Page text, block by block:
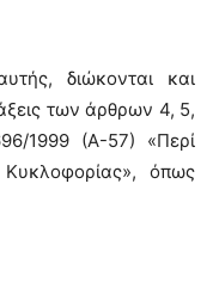
διώκονται και
των άρθρων 4, 5,
1999 (Α-57) «Περί
όπως